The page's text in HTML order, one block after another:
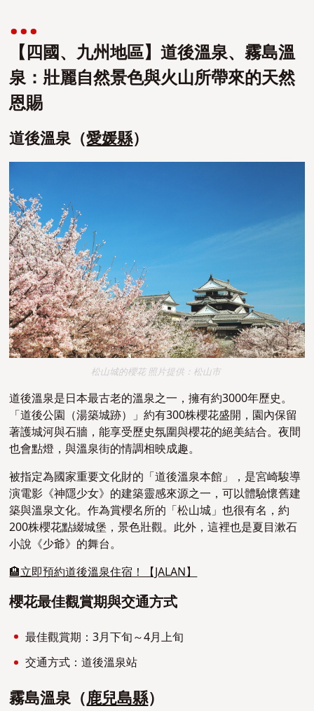
【四國、九州地區】道後溫泉、霧島溫
泉：壯麗自然景色與火山所帶來的天然
恩賜
道後溫泉（愛媛縣）
松山城的櫻花 照片提供：松山市
道後溫泉是日本最古老的溫泉之一，擁有約3000年歷史。
「道後公園（湯築城跡）」約有300株櫻花盛開，園內保留
著護城河與石牆，能享受歷史氛圍與櫻花的絕美結合。夜間
也會點燈，與溫泉街的情調相映成趣。
被指定為國家重要文化財的「道後溫泉本館」，是宮崎駿導
演電影《神隱少女》的建築靈感來源之一，可以體驗懷舊建
築與溫泉文化。作為賞櫻名所的「松山城」也很有名，約
200株櫻花點綴城堡，景色壯觀。此外，這裡也是夏目漱石
小說《少爺》的舞台。
🏨立即預約道後溫泉住宿！【JALAN】
櫻花最佳觀賞期與交通方式
最佳觀賞期：3月下旬～4月上旬
交通方式：道後溫泉站
霧島溫泉（鹿兒島縣）